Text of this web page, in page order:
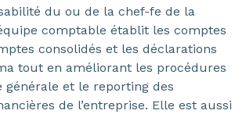
du ou de la chef-fe de la
comptable établit les comptes
consolidés et les déclarations
tout en améliorant les procédures
et le reporting des
de l’entreprise. Elle est aussi